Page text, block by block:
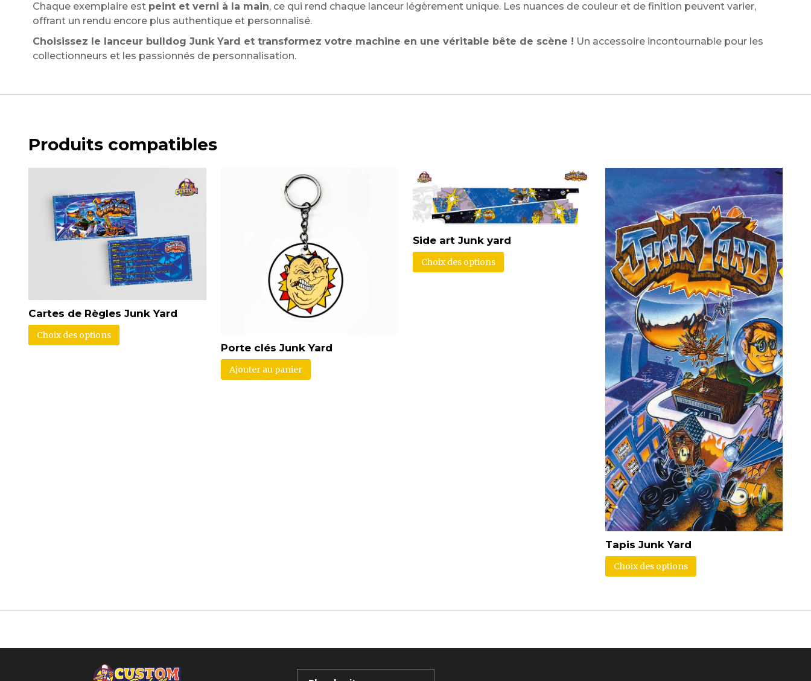
Chaque exemplaire est peint et verni à la main, ce qui rend chaque lanceur légèrement unique. Les nuances de couleur et de finition peuvent varier,
offrant un rendu encore plus authentique et personnalisé.
Choisissez le lanceur bulldog Junk Yard et transformez votre machine en une véritable bête de scène ! Un accessoire incontournable pour les
collectionneurs et les passionnés de personnalisation.
Produits compatibles
Cartes de Règles Junk Yard
Choix des options
Porte clés Junk Yard
Ajouter au panier
Side art Junk yard
Choix des options
Tapis Junk Yard
Choix des options